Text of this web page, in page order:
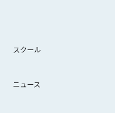
スクール
ニュース